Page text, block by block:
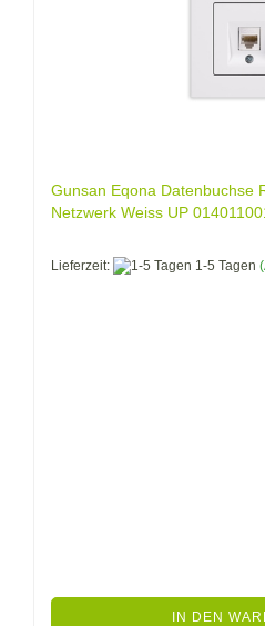
Gunsan Eqona Datenbuchse
Netzwerk Weiss UP
Lieferzeit: 1-5 Tagen
IN DEN